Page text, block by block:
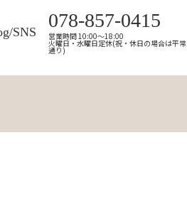
SNS
078-857-0415
営業時間 10:00～18:00
火曜日・水曜日定休(祝・休日の場合は平常
通り)